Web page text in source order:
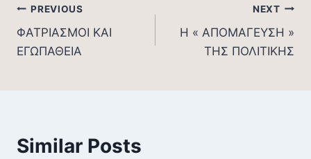
Post
navigation
PREVIOUS
ΦΑΤΡΙΑΣΜΟΙ ΚΑΙ
ΕΓΩΠΑΘΕΙΑ
NEXT
Η « ΑΠΟΜΑΓΕΥΣΗ »
ΤΗΣ ΠΟΛΙΤΙΚΗΣ
Similar Posts